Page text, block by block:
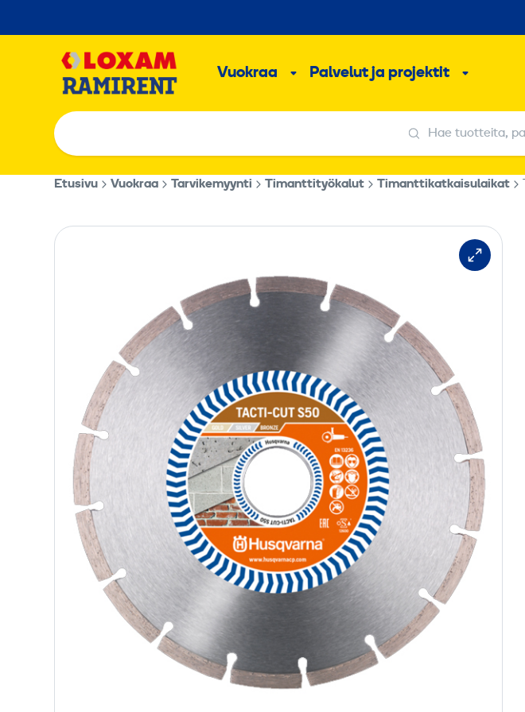
sisältöön
Vuokraa Alavalikko
Palvelut ja projektit
Hae tuotteita,
Hae tuotteita,
Etusivu Vuokraa Tarvikemyynti Timanttityökalut Timanttikatkaisulaikat